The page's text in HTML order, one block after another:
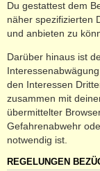
Du gestattest dem
näher spezifizierten
und anbieten zu
Darüber hinaus ist
den Interessen
zusammen mit
übermittelter
Gefahrenabwehr
notwendig ist.
REGELUNGEN